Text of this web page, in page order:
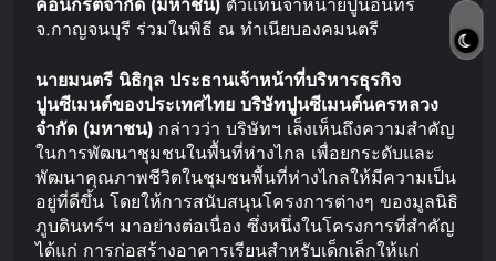
จ.กาญจนบุรี ร่วมในพิธี ณ ทำเนียบองคมนตรี
นายมนตรี นิธิกุล ประธานเจ้าหน้าที่บริหารธุรกิจ
ปูนซีเมนต์ของประเทศไทย บริษัทปูนซีเมนต์นครหลวง
จำกัด (มหาชน) กล่าวว่า บริษัทฯ เล็งเห็นถึงความสำคัญ
ในการพัฒนาชุมชนในพื้นที่ห่างไกล เพื่อยกระดับและ
พัฒนาคุณภาพชีวิตในชุมชนพื้นที่ห่างไกลให้มีความเป็น
อยู่ที่ดีขึ้น โดยให้การสนับสนุนโครงการต่างๆ ของมูลนิธิ
ภูบดินทร์ฯ มาอย่างต่อเนื่อง ซึ่งหนึ่งในโครงการที่สำคัญ
ได้แก่ การก่อสร้างอาคารเรียนสำหรับเด็กเล็กให้แก่